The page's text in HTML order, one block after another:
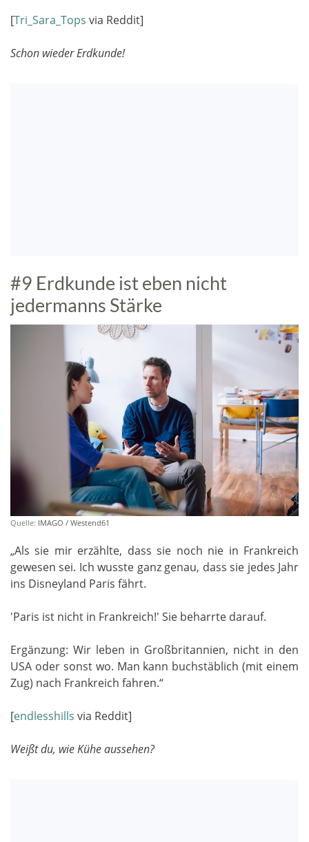
[Tri_Sara_Tops via Reddit]
Schon wieder Erdkunde!
#9 Erdkunde ist eben nicht
jedermanns Stärke
Quelle: IMAGO / Westend61
„Als sie mir erzählte, dass sie noch nie in Frankreich
gewesen sei. Ich wusste ganz genau, dass sie jedes Jahr
ins Disneyland Paris fährt.
'Paris ist nicht in Frankreich!' Sie beharrte darauf.
Ergänzung: Wir leben in Großbritannien, nicht in den
USA oder sonst wo. Man kann buchstäblich (mit einem
Zug) nach Frankreich fahren.“
[endlesshills via Reddit]
Weißt du, wie Kühe aussehen?